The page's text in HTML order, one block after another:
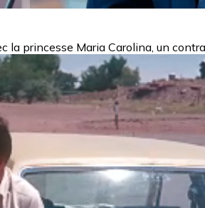
la princesse Maria Carolina, un